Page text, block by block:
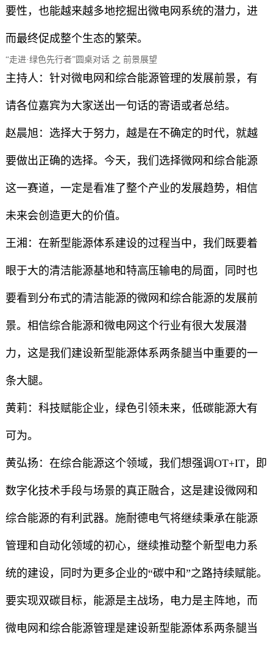
要性，也能越来越多地挖掘出微电网系统的潜力，进
而最终促成整个生态的繁荣。
“走进·绿色先行者”圆桌对话 之 前景展望
主持人：针对微电网和综合能源管理的发展前景，有
请各位嘉宾为大家送出一句话的寄语或者总结。
赵晨旭：选择大于努力，越是在不确定的时代，就越
要做出正确的选择。今天，我们选择微网和综合能源
这一赛道，一定是看准了整个产业的发展趋势，相信
未来会创造更大的价值。
王湘：在新型能源体系建设的过程当中，我们既要着
眼于大的清洁能源基地和特高压输电的局面，同时也
要看到分布式的清洁能源的微网和综合能源的发展前
景。相信综合能源和微电网这个行业有很大发展潜
力，这是我们建设新型能源体系两条腿当中重要的一
条大腿。
黄莉：科技赋能企业，绿色引领未来，低碳能源大有
可为。
黄弘扬：在综合能源这个领域，我们想强调OT+IT，即
数字化技术手段与场景的真正融合，这是建设微网和
综合能源的有利武器。施耐德电气将继续秉承在能源
管理和自动化领域的初心，继续推动整个新型电力系
统的建设，同时为更多企业的“碳中和”之路持续赋能。
要实现双碳目标，能源是主战场，电力是主阵地，而
微电网和综合能源管理是建设新型能源体系两条腿当